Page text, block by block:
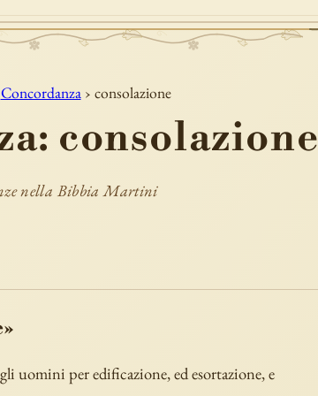
Concordanza› consolazione
consolazione
nella Bibbia Martini
uomini per edificazione, ed esortazione, e